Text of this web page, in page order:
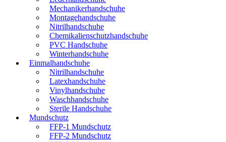
Mechanikerhandschuhe
Montagehandschuhe
Nitrilhandschuhe
Chemikalienschutzhandschuhe
PVC Handschuhe
Winterhandschuhe
Einmalhandschuhe
Nitrilhandschuhe
Latexhandschuhe
Vinylhandschuhe
Waschhandschuhe
Sterile Handschuhe
Mundschutz
FFP-1 Mundschutz
FFP-2 Mundschutz